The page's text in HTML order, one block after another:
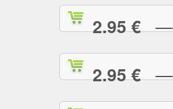
2.95 €—
2.95 €—